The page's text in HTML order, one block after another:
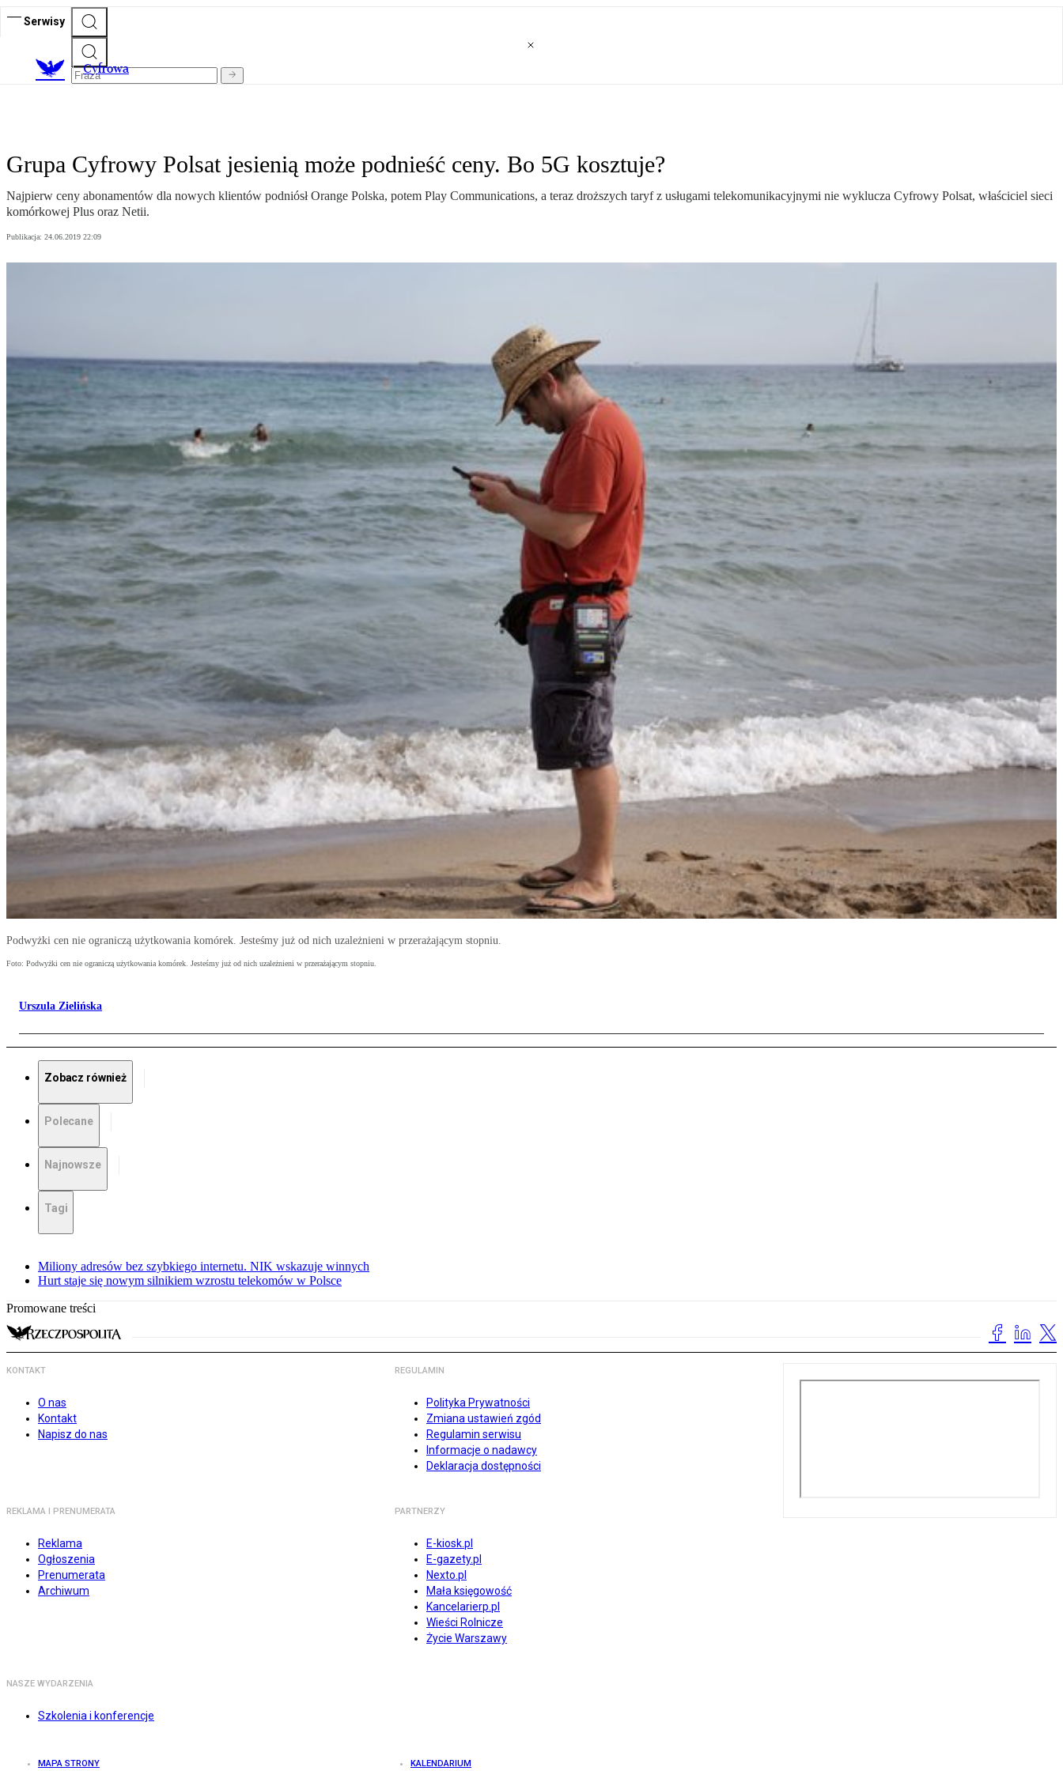
Serwisy
Cyfrowa
Grupa Cyfrowy Polsat jesienią może podnieść ceny. Bo 5G kosztuje?
Najpierw ceny abonamentów dla nowych klientów podniósł Orange Polska, potem Play Communications, a teraz droższych taryf z usługami telekomunikacyjnymi nie wyklucza Cyfrowy Polsat, właściciel sieci
komórkowej Plus oraz Netii.
Publikacja: 24.06.2019 22:09
Podwyżki cen nie ograniczą użytkowania komórek. Jesteśmy już od nich uzależnieni w przerażającym stopniu.
Foto: Podwyżki cen nie ograniczą użytkowania komórek. Jesteśmy już od nich uzależnieni w przerażającym stopniu.
Urszula Zielińska
Zobacz również
Polecane
Najnowsze
Tagi
Miliony adresów bez szybkiego internetu. NIK wskazuje winnych
Hurt staje się nowym silnikiem wzrostu telekomów w Polsce
Promowane treści
KONTAKT
O nas
Kontakt
Napisz do nas
REGULAMIN
Polityka Prywatności
Zmiana ustawień zgód
Regulamin serwisu
Informacje o nadawcy
Deklaracja dostępności
REKLAMA I PRENUMERATA
Reklama
Ogłoszenia
Prenumerata
Archiwum
PARTNERZY
E-kiosk.pl
E-gazety.pl
Nexto.pl
Mała księgowość
Kancelarierp.pl
Wieści Rolnicze
Życie Warszawy
NASZE WYDARZENIA
Szkolenia i konferencje
MAPA STRONY KALENDARIUM